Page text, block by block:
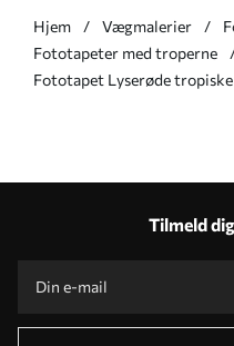
Hjem Vægmalerier
Fototapeter med troperne
Fototapet Lyserøde
Tilmeld